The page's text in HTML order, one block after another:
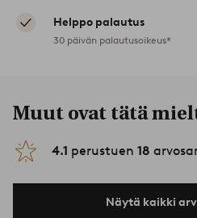
Helppo palautus
30 päivän palautusoikeus*
Muut ovat tätä
4.1 perustuen 18
Näytä kaikki